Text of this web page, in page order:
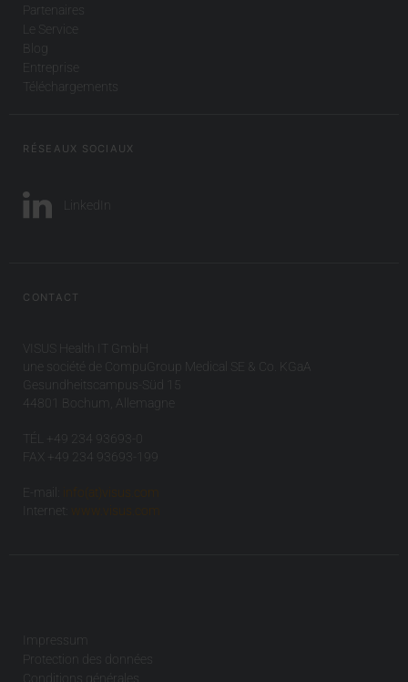
Partenaires
Le Service
Blog
Entreprise
Téléchargements
RÉSEAUX SOCIAUX
LinkedIn
CONTACT
VISUS Health IT GmbH
une société de CompuGroup Medical SE & Co. KGaA
Gesundheitscampus-Süd 15
44801 Bochum, Allemagne
TÉL +49 234 93693-0
FAX +49 234 93693-199
E-mail:
info(at)visus.com
Internet:
www.visus.com
Impressum
Protection des données
Conditions générales